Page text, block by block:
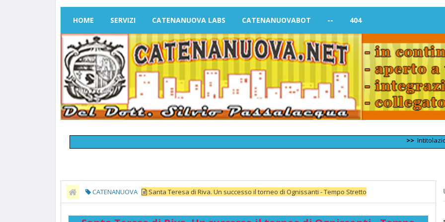
HOME SERVIZI CATENANUOVA LABS CATENANUOVABOT -- 404
Intitolazione di
CATENANUOVA Santa Teresa di Riva. Un successo il torneo di Ognissanti - Tempo Stretto